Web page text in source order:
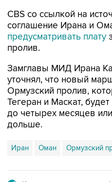
CBS со ссылкой на
соглашение Ирана и
предусматривать плату
пролив.
Замглавы МИД Ирана
уточнял, что новый
Ормузский пролив,
Тегеран и Маскат,
до четырех месяцев
дольше.
Иран Оман Ормузский